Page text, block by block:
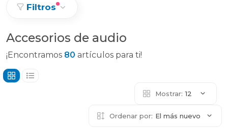
Filtros
Accesorios de audio
¡Encontramos 80 artículos para ti!
Mostrar: 12
Ordenar por: El más nuevo